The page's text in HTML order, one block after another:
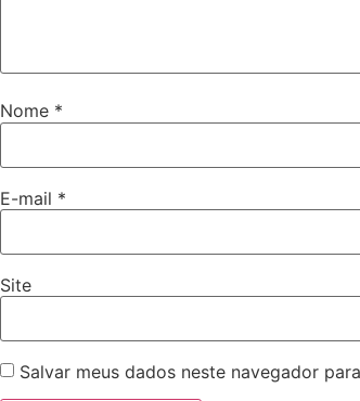
Nome *
E-mail *
Site
Salvar meus dados neste navegador